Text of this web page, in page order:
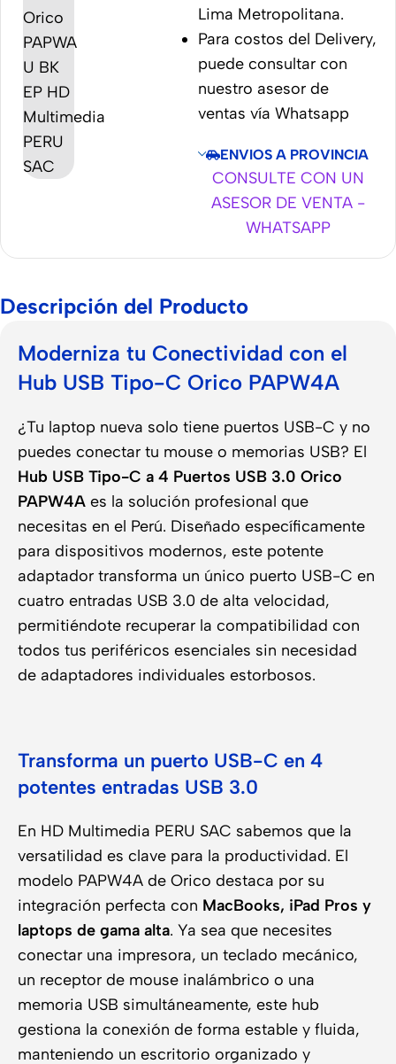
Lima Metropolitana.
Para costos del Delivery,
puede consultar con
nuestro asesor de
ventas vía Whatsapp
ENVIOS A PROVINCIA
CONSULTE CON UN
ASESOR DE VENTA -
WHATSAPP
Descripción del Producto
Moderniza tu Conectividad con el
Hub USB Tipo-C Orico PAPW4A
¿Tu laptop nueva solo tiene puertos USB-C y no
puedes conectar tu mouse o memorias USB? El
Hub USB Tipo-C a 4 Puertos USB 3.0 Orico
PAPW4A es la solución profesional que
necesitas en el Perú. Diseñado específicamente
para dispositivos modernos, este potente
adaptador transforma un único puerto USB-C en
cuatro entradas USB 3.0 de alta velocidad,
permitiéndote recuperar la compatibilidad con
todos tus periféricos esenciales sin necesidad
de adaptadores individuales estorbosos.
Transforma un puerto USB-C en 4
potentes entradas USB 3.0
En HD Multimedia PERU SAC sabemos que la
versatilidad es clave para la productividad. El
modelo PAPW4A de Orico destaca por su
integración perfecta con MacBooks, iPad Pros y
laptops de gama alta. Ya sea que necesites
conectar una impresora, un teclado mecánico,
un receptor de mouse inalámbrico o una
memoria USB simultáneamente, este hub
gestiona la conexión de forma estable y fluida,
manteniendo un escritorio organizado y